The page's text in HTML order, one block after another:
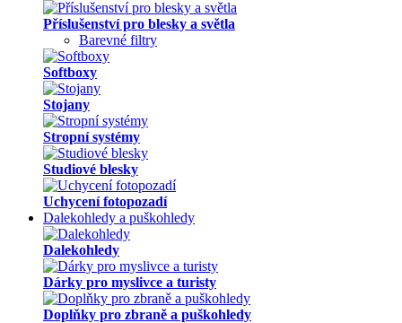
Příslušenství pro blesky a světla
Barevné filtry
Softboxy
Stojany
Stropní systémy
Studiové blesky
Uchycení fotopozadí
Dalekohledy a puškohledy
Dalekohledy
Dárky pro myslivce a turisty
Doplňky pro zbraně a puškohledy